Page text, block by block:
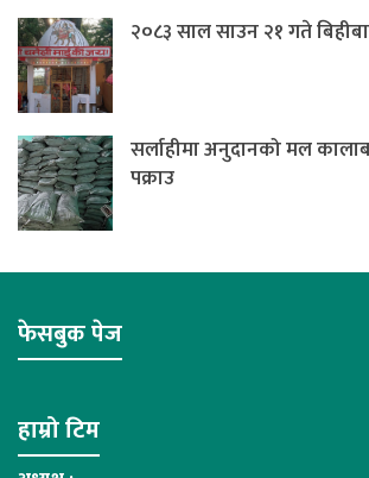
२०८३ साल साउन २१ गते
सर्लाहीमा अनुदानको मल
पक्राउ
फेसबुक पेज
हाम्रो टिम